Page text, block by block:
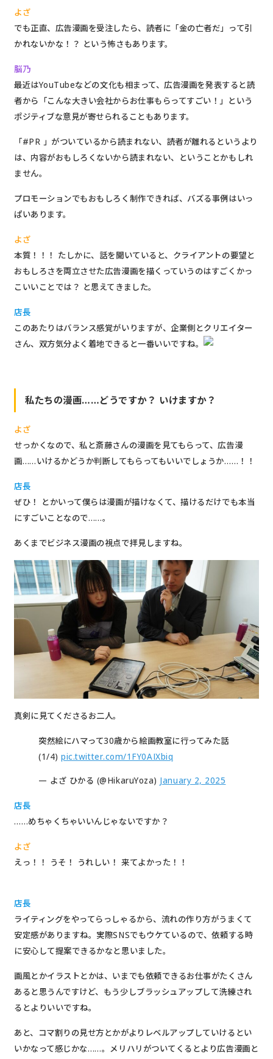
よざ
でも正直、広告漫画を受注したら、読者に「金の亡者だ」って引
かれないかな！？ という怖さもあります。
脳乃
最近はYouTubeなどの文化も相まって、広告漫画を発表すると読
者から「こんな大きい会社からお仕事もらってすごい！」という
ポジティブな意見が寄せられることもあります。
「#PR 」がついているから読まれない、読者が離れるというより
は、内容がおもしろくないから読まれない、ということかもしれ
ません。
プロモーションでもおもしろく制作できれば、バズる事例はいっ
ぱいあります。
よざ
本質！！！ たしかに、話を聞いていると、クライアントの要望と
おもしろさを両立させた広告漫画を描くっていうのはすごくかっ
こいいことでは？ と思えてきました。
店長
このあたりはバランス感覚がいりますが、企業側とクリエイター
さん、双方気分よく着地できると一番いいですね。
私たちの漫画……どうですか？ いけますか？
よざ
せっかくなので、私と斎藤さんの漫画を見てもらって、広告漫
画……いけるかどうか判断してもらってもいいでしょうか……！！
店長
ぜひ！ とかいって僕らは漫画が描けなくて、描けるだけでも本当
にすごいことなので……。
あくまでビジネス漫画の視点で拝見しますね。
真剣に見てくださるお二人。
突然絵にハマって30歳から絵画教室に行ってみた話
(1/4)pic.twitter.com/1FY0AIXbiq
— よざ ひかる (@HikaruYoza) January 2, 2025
店長
……めちゃくちゃいいんじゃないですか？
よざ
えっ！！ うそ！ うれしい！ 来てよかった！！
店長
ライティングをやってらっしゃるから、流れの作り方がうまくて
安定感がありますね。実際SNSでもウケているので、依頼する時
に安心して提案できるかなと思いました。
画風とかイラストとかは、いまでも依頼できるお仕事がたくさん
あると思うんですけど、もう少しブラッシュアップして洗練され
るとよりいいですね。
あと、コマ割りの見せ方とかがよりレベルアップしていけるとい
いかなって感じかな……。メリハリがついてくるとより広告漫画と